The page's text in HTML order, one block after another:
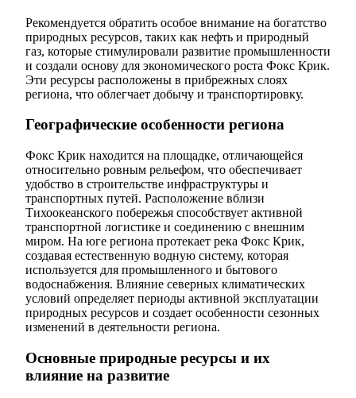
Рекомендуется обратить особое внимание на богатство
природных ресурсов, таких как нефть и природный
газ, которые стимулировали развитие промышленности
и создали основу для экономического роста Фокс Крик.
Эти ресурсы расположены в прибрежных слоях
региона, что облегчает добычу и транспортировку.
Географические особенности региона
Фокс Крик находится на площадке, отличающейся
относительно ровным рельефом, что обеспечивает
удобство в строительстве инфраструктуры и
транспортных путей. Расположение вблизи
Тихоокеанского побережья способствует активной
транспортной логистике и соединению с внешним
миром. На юге региона протекает река Фокс Крик,
создавая естественную водную систему, которая
используется для промышленного и бытового
водоснабжения. Влияние северных климатических
условий определяет периоды активной эксплуатации
природных ресурсов и создает особенности сезонных
изменений в деятельности региона.
Основные природные ресурсы и их
влияние на развитие